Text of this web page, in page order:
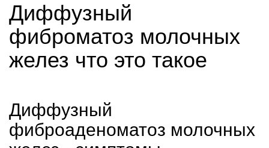
Диффузный
фиброматоз молочных
желез что это такое
Диффузный
фиброаденоматоз молочных